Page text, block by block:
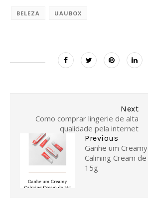
BELEZA UAUBOX
Next
Como comprar lingerie de alta
qualidade pela internet
Previous
Ganhe um Creamy
Calming Cream de
15g